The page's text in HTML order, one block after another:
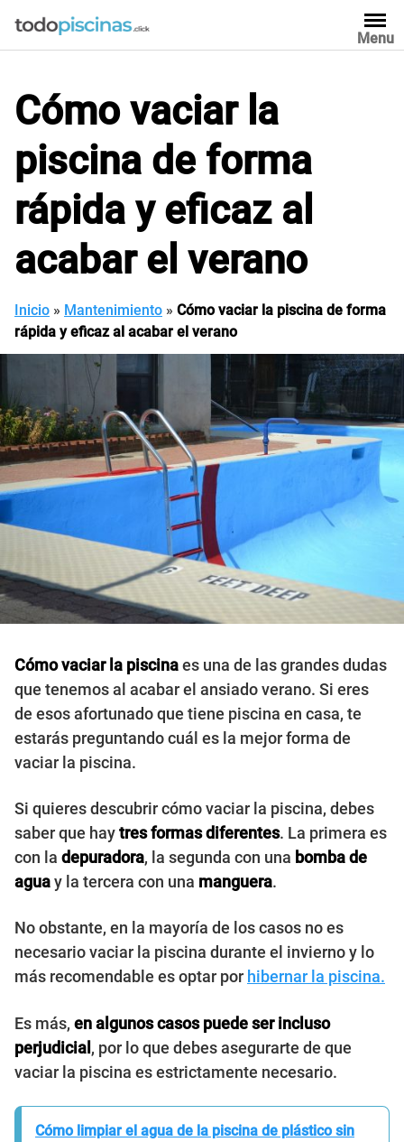
contenido
Menu
Cómo vaciar la
piscina de forma
rápida y eficaz al
acabar el verano
Inicio » Mantenimiento » Cómo vaciar la piscina de forma
rápida y eficaz al acabar el verano
Cómo vaciar la piscinaes una de las grandes dudas
que tenemos al acabar el ansiado verano. Si eres
de esos afortunado que tiene piscina en casa, te
estarás preguntando cuál es la mejor forma de
vaciar la piscina.
Si quieres descubrir cómo vaciar la piscina, debes
saber que haytres formas diferentes. La primera es
con la depuradora, la segunda con una bomba de
aguay la tercera con una manguera.
No obstante, en la mayoría de los casos no es
necesario vaciar la piscina durante el invierno y lo
más recomendable es optar por hibernar la piscina.
Es más, en algunos casos puede ser incluso
perjudicial, por lo que debes asegurarte de que
vaciar la piscina es estrictamente necesario.
Cómo limpiar el agua de la piscina de plástico sin